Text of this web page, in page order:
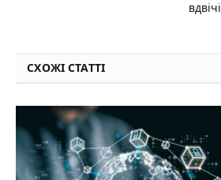
вдвічі
СХОЖІ СТАТТІ